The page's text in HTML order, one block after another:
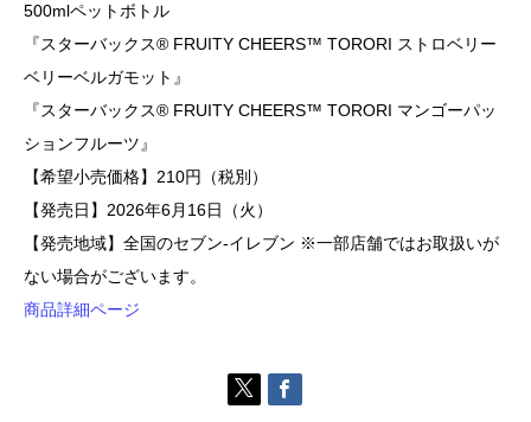
500mlペットボトル
『スターバックス® FRUITY CHEERS™ TORORI ストロベリー
ベリーベルガモット』
『スターバックス® FRUITY CHEERS™ TORORI マンゴーパッ
ションフルーツ』
【希望小売価格】210円（税別）
【発売日】2026年6月16日（火）
【発売地域】全国のセブン‐イレブン ※一部店舗ではお取扱いが
ない場合がございます。
商品詳細ページ